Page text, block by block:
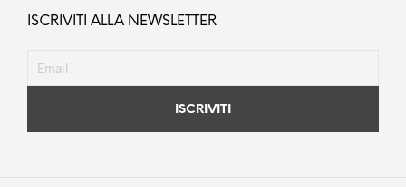
ISCRIVITI ALLA NEWSLETTER